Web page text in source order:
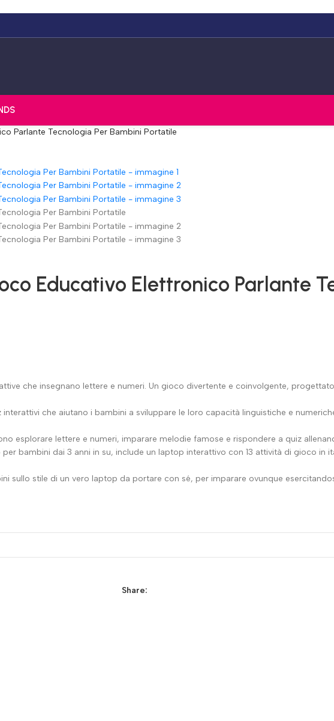
Parlante Tecnologia Per Bambini Portatile
Educativo Elettronico Parlante
che insegnano lettere e numeri. Un gioco divertente e coinvolgente,
che aiutano i bambini a sviluppare le loro capacità linguistiche e
esplorare lettere e numeri, imparare melodie famose e rispondere a quiz
bambini dai 3 anni in su, include un laptop interattivo con 13 attività di gioco in
sullo stile di un vero laptop da portare con sé, per imparare ovunque
Share: